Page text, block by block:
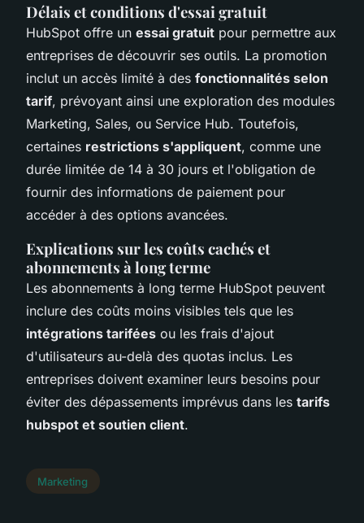
Délais et conditions d'essai gratuit
HubSpot offre un essai gratuit pour permettre aux
entreprises de découvrir ses outils. La promotion
inclut un accès limité à des fonctionnalités selon
tarif, prévoyant ainsi une exploration des modules
Marketing, Sales, ou Service Hub. Toutefois,
certaines restrictions s'appliquent, comme une
durée limitée de 14 à 30 jours et l'obligation de
fournir des informations de paiement pour
accéder à des options avancées.
Explications sur les coûts cachés et
abonnements à long terme
Les abonnements à long terme HubSpot peuvent
inclure des coûts moins visibles tels que les
intégrations tarifées ou les frais d'ajout
d'utilisateurs au-delà des quotas inclus. Les
entreprises doivent examiner leurs besoins pour
éviter des dépassements imprévus dans les tarifs
hubspot et soutien client.
Marketing